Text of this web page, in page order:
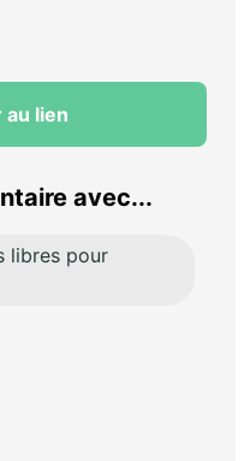
au lien
avec...
libres pour